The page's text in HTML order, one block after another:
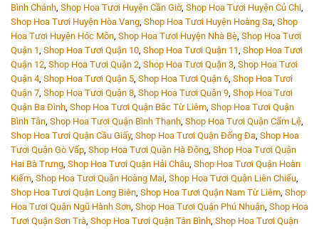
Bình Chánh, Shop Hoa Tươi Huyện Cần Giờ, Shop Hoa Tươi Huyện Củ Chi,
Shop Hoa Tươi Huyện Hòa Vang, Shop Hoa Tươi Huyện Hoàng Sa, Shop
Hoa Tươi Huyện Hóc Môn, Shop Hoa Tươi Huyện Nhà Bè, Shop Hoa Tươi
Quận 1, Shop Hoa Tươi Quận 10, Shop Hoa Tươi Quận 11, Shop Hoa Tươi
Quận 12, Shop Hoa Tươi Quận 2, Shop Hoa Tươi Quận 3, Shop Hoa Tươi
Quận 4, Shop Hoa Tươi Quận 5, Shop Hoa Tươi Quận 6, Shop Hoa Tươi
Quận 7, Shop Hoa Tươi Quận 8, Shop Hoa Tươi Quận 9, Shop Hoa Tươi
Quận Ba Đình, Shop Hoa Tươi Quận Bắc Từ Liêm, Shop Hoa Tươi Quận
Bình Tân, Shop Hoa Tươi Quận Bình Thạnh, Shop Hoa Tươi Quận Cẩm Lệ,
Shop Hoa Tươi Quận Cầu Giấy, Shop Hoa Tươi Quận Đống Đa, Shop Hoa
Tươi Quận Gò Vấp, Shop Hoa Tươi Quận Hà Đông, Shop Hoa Tươi Quận
Hai Bà Trưng, Shop Hoa Tươi Quận Hải Châu, Shop Hoa Tươi Quận Hoàn
Kiếm, Shop Hoa Tươi Quận Hoàng Mai, Shop Hoa Tươi Quận Liên Chiểu,
Shop Hoa Tươi Quận Long Biên, Shop Hoa Tươi Quận Nam Từ Liêm, Shop
Hoa Tươi Quận Ngũ Hành Sơn, Shop Hoa Tươi Quận Phú Nhuận, Shop Hoa
Tươi Quận Sơn Trà, Shop Hoa Tươi Quận Tân Bình, Shop Hoa Tươi Quận